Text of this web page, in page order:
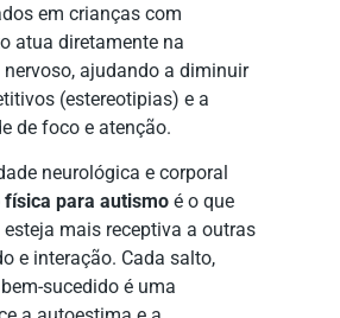
em crianças com
atua diretamente na
ajudando a diminuir
(estereotipias) e a
de foco e atenção.
neurológica e corporal
física para autismo é o que
mais receptiva a outras
e interação. Cada salto,
sucedido é uma